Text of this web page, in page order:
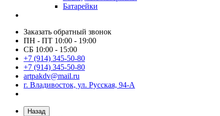
Батарейки
Заказать обратный звонок
ПН - ПТ 10:00 - 19:00
СБ 10:00 - 15:00
+7 (914) 345-50-80
+7 (914) 345-50-80
artpakdv@mail.ru
г. Владивосток, ул. Русская, 94-А
Назад